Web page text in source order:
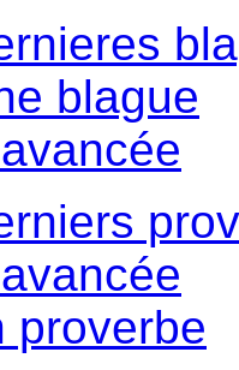
blague
proverbe